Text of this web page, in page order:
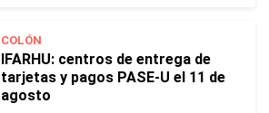
COLÓN
IFARHU: centros de entrega de
tarjetas y pagos PASE-U el 11 de
agosto